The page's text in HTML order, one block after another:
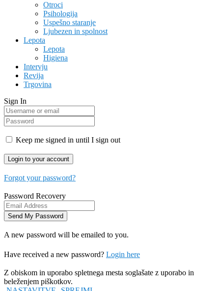
Otroci
Psihologija
Uspešno staranje
Ljubezen in spolnost
Lepota
Lepota
Higiena
Intervju
Revija
Trgovina
Sign In
Keep me signed in until I sign out
Forgot your password?
Password Recovery
A new password will be emailed to you.
Have received a new password? Login here
Z obiskom in uporabo spletnega mesta soglašate z uporabo in
beleženjem piškotkov.